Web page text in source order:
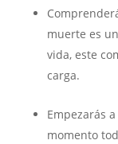
muerte es
vida, este
carga.
Empezarás
momento